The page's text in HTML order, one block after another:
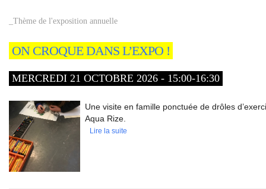
_Thème de l'exposition annuelle
ON CROQUE DANS L’EXPO !
MERCREDI 21 OCTOBRE 2026 - 15:00-16:30
Une visite en famille ponctuée de drôles
Aqua Rize.
Lire la suite